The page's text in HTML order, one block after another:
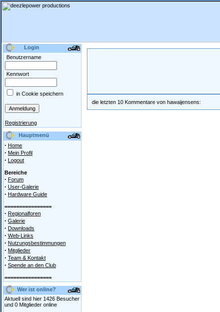
Login
Benutzername
Kennwort
in Cookie speichern
Registrierung
Hauptmenü
· Home
· Mein Profil
· Logout
Bereiche
· Forum
· User-Galerie
· Hardware Guide
================
· Regionalforen
· Galerie
· Downloads
· Web-Links
· Nutzungsbestimmungen
· Mitglieder
· Team & Kontakt
· Spende an den Club
================
Wer ist online?
Aktuell sind hier 1426 Besucher
und 0 Mitglieder online
die letzten 10 Kommentare von hawaijensens: